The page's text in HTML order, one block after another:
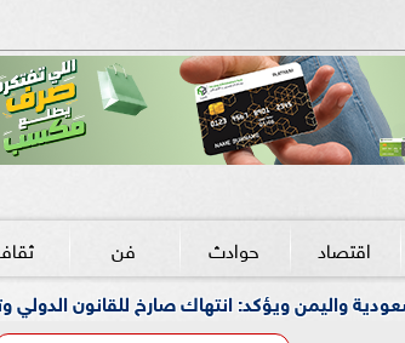
اقتصاد حوادث فن
انتهاك صارخ للقانون الدولي وتهديد مباشر